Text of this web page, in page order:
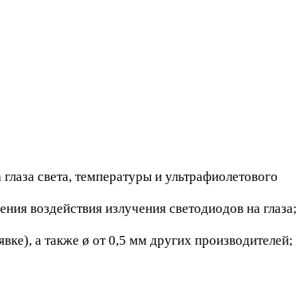
света, температуры и ультрафиолетового
воздействия излучения светодиодов на глаза;
а также ø от 0,5 мм других производителей;